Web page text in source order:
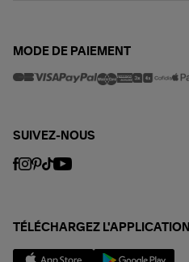
MODE DE PAIEMENT
SUIVEZ-NOUS
TÉLÉCHARGEZ L'APPLICATION